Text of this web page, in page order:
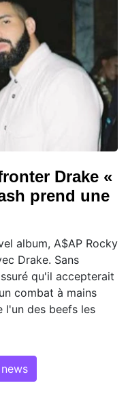
Drake «
prend une
album, A$AP Rocky
Drake. Sans
qu'il accepterait
combat à mains
l'un des beefs les